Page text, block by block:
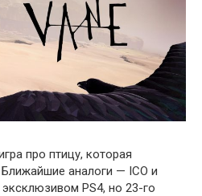
про птицу, которая
аналоги — ICO и
PS4, но 23-го